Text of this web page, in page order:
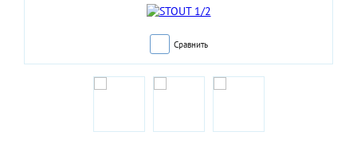
Сравнить